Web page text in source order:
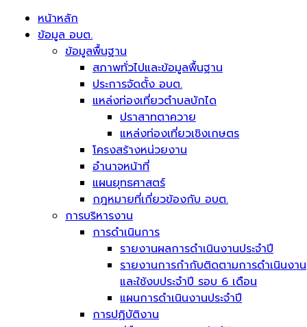
หน้าหลัก
ข้อมูล อบต.
ข้อมูลพื้นฐาน
สภาพทั่วไปและข้อมูลพื้นฐาน
ประการจัดตั้ง อบต.
แหล่งท่องเที่ยวตำบลบักได
ปราสาทตาควาย
แหล่งท่องเที่ยวเชิงเกษตร
โครงสร้างหน่วยงาน
อำนาจหน้าที่
แผนยุทธศาสตร์
กฎหมายที่เกี่ยวข้องกับ อบต.
การบริหารงาน
การดำเนินการ
รายงานผลการดำเนินงานประจำปี
รายงานการกำกับติดตามการดำเนินงาน
และใช้งบประจำปี รอบ 6 เดือน
แผนการดำเนินงานประจำปี
การปฏิบัติงาน